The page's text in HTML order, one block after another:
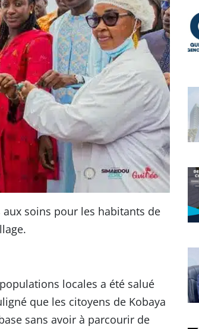
soins pour les habitants de
locales a été salué
que les citoyens de Kobaya
sans avoir à parcourir de